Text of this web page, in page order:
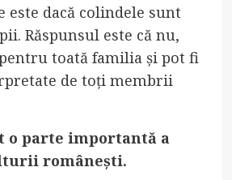
este dacă colindele sunt
Răspunsul este că nu,
toată familia și pot fi
de toți membrii
o parte importantă a
românești.